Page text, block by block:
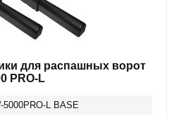
для распашных ворот
PRO-L
5000PRO-L BASE